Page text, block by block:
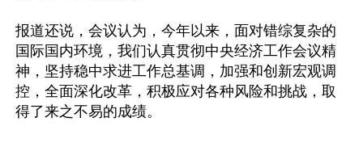
报道还说，会议认为，今年以来，面对错综复杂的
国际国内环境，我们认真贯彻中央经济工作会议精
神，坚持稳中求进工作总基调，加强和创新宏观调
控，全面深化改革，积极应对各种风险和挑战，取
得了来之不易的成绩。